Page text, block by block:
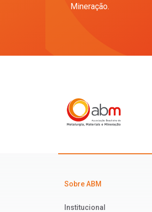
Mineração.
Sobre ABM
Institucional